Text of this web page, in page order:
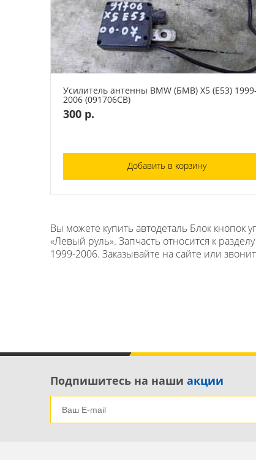
Усилитель антенны BMW (БМВ) X5 (E53) 1999-
2006 (091706СВ)
300 р.
Добавить в корзину
Вы можете купить автодеталь Блок кнопок
«Левый руль». Запчасть относится к
1999-2006. Заказывайте на сайте или
Подпишитесь на наши акции